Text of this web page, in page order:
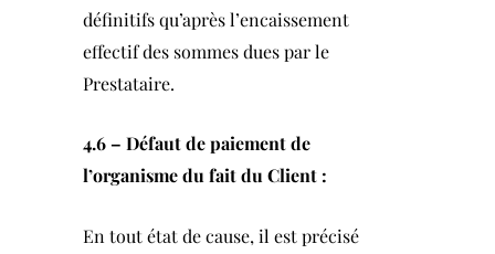
définitifs qu’après l’encaissement
effectif des sommes dues par le
Prestataire.
4.6 – Défaut de paiement de
l’organisme du fait du Client :
En tout état de cause, il est précisé